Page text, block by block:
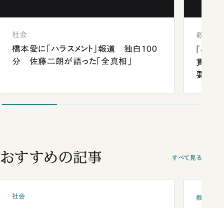
社会
橋本愛に「ハラスメント」報道 独白100
分 佐藤二朗が語った「全真相」
教育
「早
貫校へ
要だっ
おすすめの記事 すべて見る
社会 教育